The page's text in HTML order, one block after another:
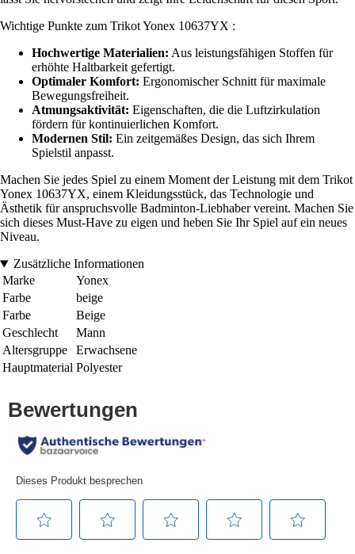
Wichtige Punkte zum Trikot Yonex 10637YX :
Hochwertige Materialien: Aus leistungsfähigen Stoffen für
erhöhte Haltbarkeit gefertigt.
Optimaler Komfort: Ergonomischer Schnitt für maximale
Bewegungsfreiheit.
Atmungsaktivität: Eigenschaften, die die Luftzirkulation
fördern für kontinuierlichen Komfort.
Modernen Stil: Ein zeitgemäßes Design, das sich Ihrem
Spielstil anpasst.
Machen Sie jedes Spiel zu einem Moment der Leistung mit dem Trikot
Yonex 10637YX, einem Kleidungsstück, das Technologie und
Ästhetik für anspruchsvolle Badminton-Liebhaber vereint. Machen Sie
sich dieses Must-Have zu eigen und heben Sie Ihr Spiel auf ein neues
Niveau.
Zusätzliche Informationen
Marke
Yonex
Farbe
beige
Farbe
Beige
Geschlecht
Mann
Altersgruppe
Erwachsene
Hauptmaterial Polyester